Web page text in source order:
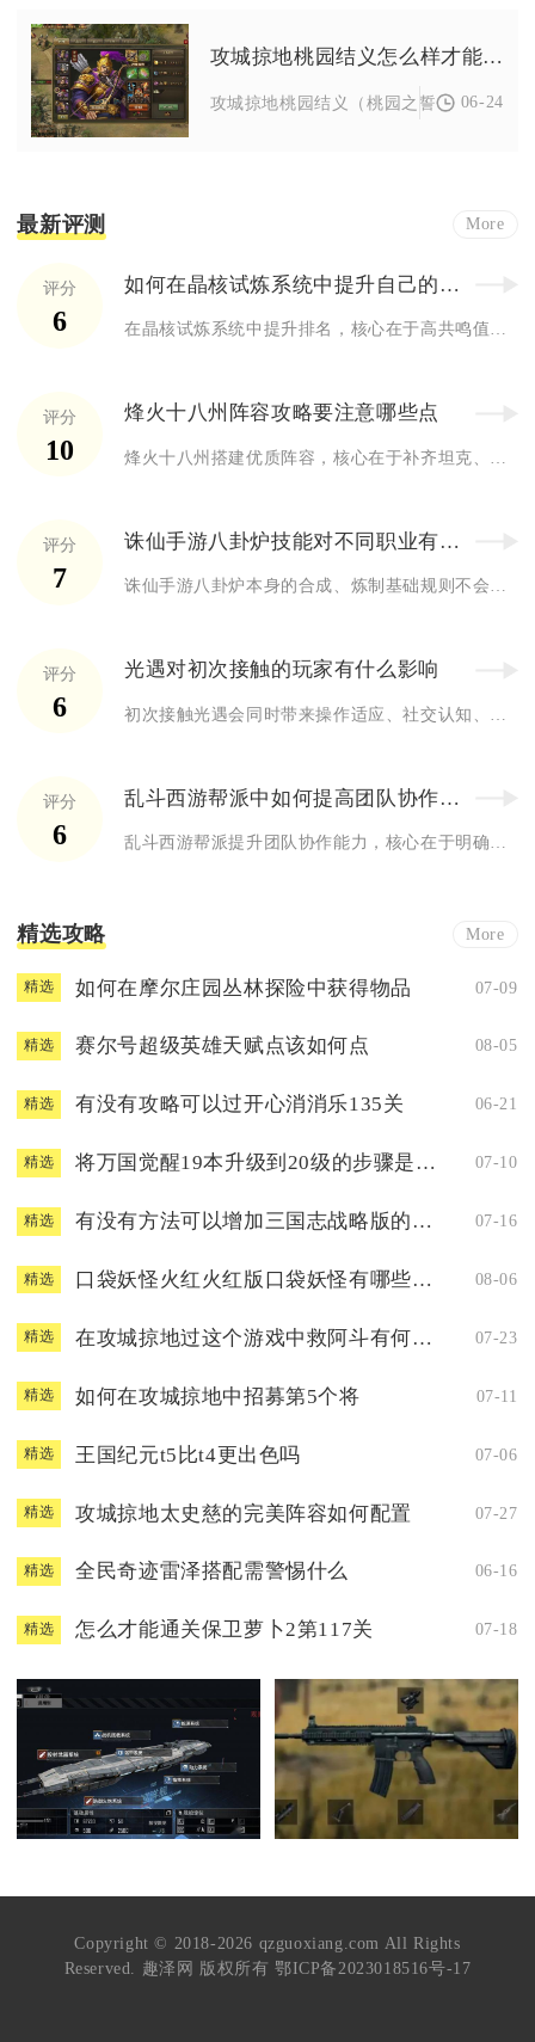
攻城掠地桃园结义怎么样才能开始
攻城掠地桃园结义（桃园之誓）需满足三
06-24
最新评测 More
评分
6
如何在晶核试炼系统中提升自己的排名
评分
10
烽火十八州阵容攻略要注意哪些点
评分
7
诛仙手游八卦炉技能对不同职业有差异吗
评分
6
光遇对初次接触的玩家有什么影响
评分
6
乱斗西游帮派中如何提高团队协作能力
精选攻略 More
精选 如何在摩尔庄园丛林探险中获得物品 07-09
精选 赛尔号超级英雄天赋点该如何点 08-05
精选 有没有攻略可以过开心消消乐135关 06-21
精选 将万国觉醒19本升级到20级的步骤是什么 07-10
精选 有没有方法可以增加三国志战略版的分城数量 07-16
精选 口袋妖怪火红火红版口袋妖怪有哪些超强神兽 08-06
精选 在攻城掠地过这个游戏中救阿斗有何窍门 07-23
精选 如何在攻城掠地中招募第5个将 07-11
精选 王国纪元t5比t4更出色吗 07-06
精选 攻城掠地太史慈的完美阵容如何配置 07-27
精选 全民奇迹雷泽搭配需警惕什么 06-16
精选 怎么才能通关保卫萝卜2第117关 07-18
Copyright © 2018-2026 qzguoxiang.com All Rights
Reserved. 趣泽网 版权所有 鄂ICP备2023018516号-17